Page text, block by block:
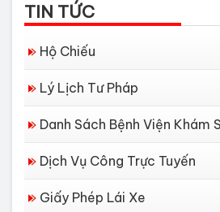
TIN TỨC
Hộ Chiếu
Lý Lịch Tư Pháp
Danh Sách Bệnh Viện Khám
Dịch Vụ Công Trực Tuyến
Giấy Phép Lái Xe